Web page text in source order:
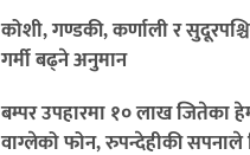
कोशी, गण्डकी, कर्णाली र
गर्मी बढ्ने अनुमान
बम्पर उपहारमा १० लाख जितेका
वाग्लेको फोन, रुपन्देहीकी